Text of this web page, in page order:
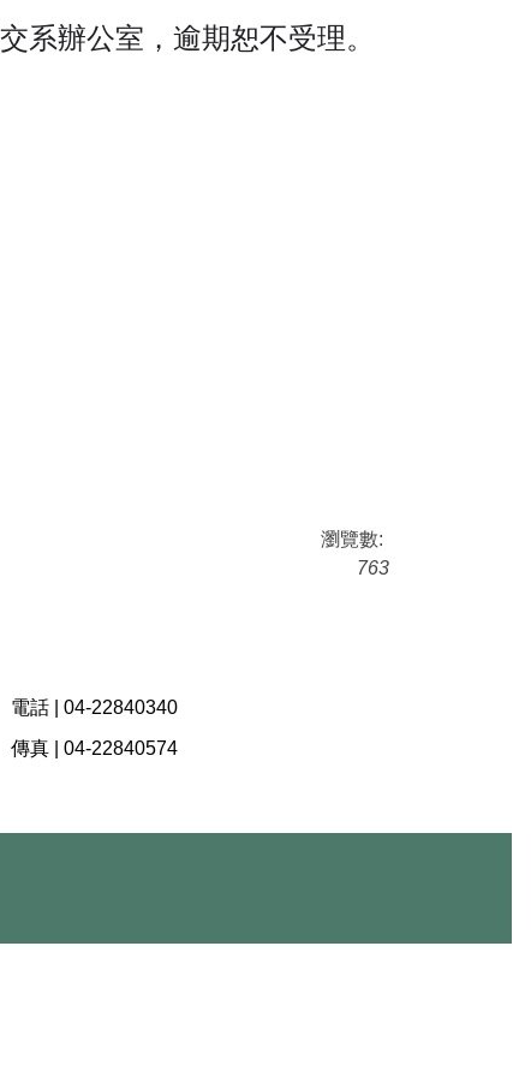
系辦公室，逾期恕不受理。
瀏覽數:
763
電話 | 04-22840340
傳真 | 04-22840574